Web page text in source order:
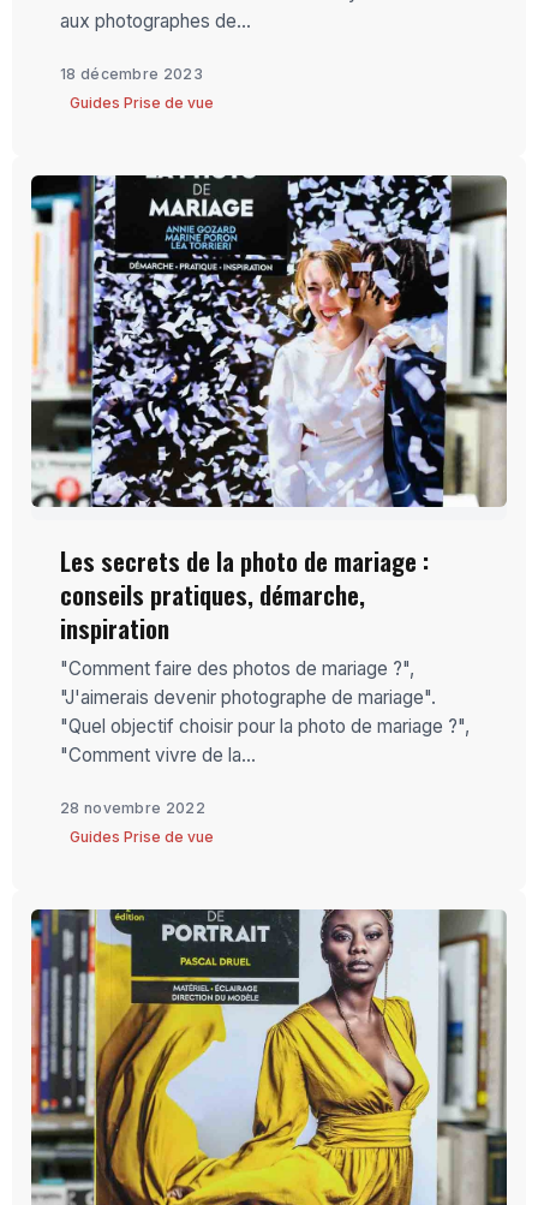
aux photographes de...
18 décembre 2023
Guides Prise de vue
Les secrets de la photo de mariage :
conseils pratiques, démarche,
inspiration
"Comment faire des photos de mariage ?",
"J'aimerais devenir photographe de mariage".
"Quel objectif choisir pour la photo de mariage ?",
"Comment vivre de la...
28 novembre 2022
Guides Prise de vue